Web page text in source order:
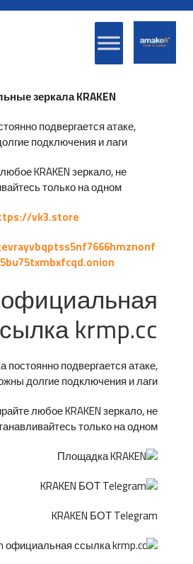
зеркала KRAKEN
подвергается атаке,
подключения и лаги.
KRAKEN зеркало, не
только на одном.
vk3.store
krmp.cc
подвергается атаке,
долгие подключения и лаги.
любое KRAKEN зеркало, не
только на одном.
KRAKEN БОТ Telegram